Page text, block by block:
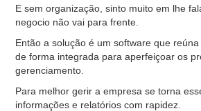
E sem organização, sinto muito em lhe
negocio não vai para frente.
Então a solução é um software que
de forma integrada para aperfeiçoar os
gerenciamento.
Para melhor gerir a empresa se torna
informações e relatórios com rapidez.